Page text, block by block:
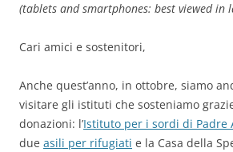
(tablets and smartphones: best viewed in
Cari amici e sostenitori,
Anche quest’anno, in ottobre, siamo
visitare gli istituti che sosteniamo
donazioni: l’Istituto per i sordi di Padre
due asili per rifugiati e la Casa della